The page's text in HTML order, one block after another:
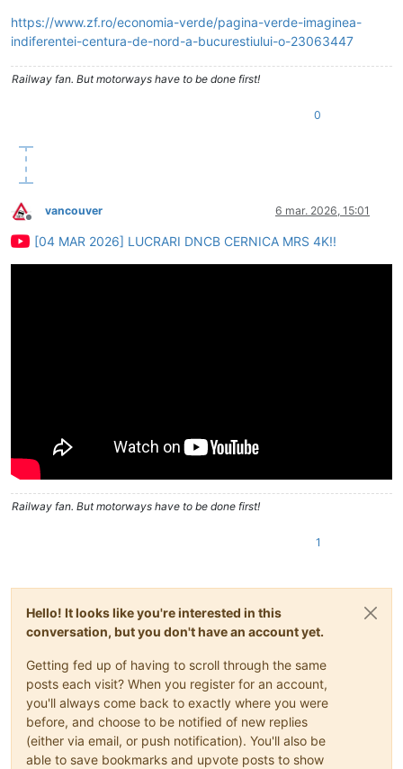
https://www.zf.ro/economia-verde/pagina-verde-imaginea-
indiferentei-centura-de-nord-a-bucurestiului-o-23063447
Railway fan. But motorways have to be done first!
0
Deconectat
vancouver 6 mar. 2026, 15:01
[04 MAR 2026] LUCRARI DNCB CERNICA MRS 4K!!
Railway fan. But motorways have to be done first!
1
Hello! It looks like you're interested in this
conversation, but you don't have an account yet.
Getting fed up of having to scroll through the same
posts each visit? When you register for an account,
you'll always come back to exactly where you were
before, and choose to be notified of new replies
(either via email, or push notification). You'll also be
able to save bookmarks and upvote posts to show